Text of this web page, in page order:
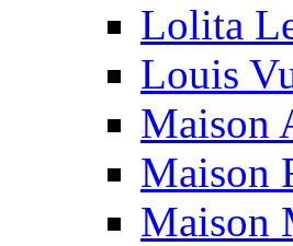
Lolita
Louis
Maison
Maison
Maison